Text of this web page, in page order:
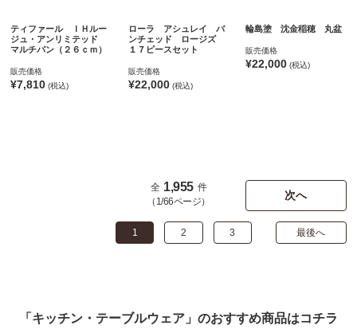
ティファール ＩＨルー
ジュ・アンリミテッド
マルチパン（２６ｃｍ）
販売価格
¥7,810 (税込)
ローラ アシュレイ バ
ンチェッド ロージズ
１７ピースセット
販売価格
¥22,000(税込)
輪島塗 沈金稲穂 丸盆
販売価格
¥22,000 (税込)
次へ
全 1,955 件
（1/66ページ）
1 2 3 最後へ
「キッチン・テーブルウェア」のおすすめ商品はコチラ